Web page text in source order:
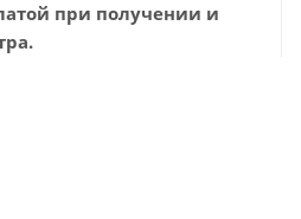
при получении и
и забирайте заказ
на странице